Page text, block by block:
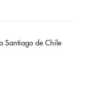
Santiago de Chile